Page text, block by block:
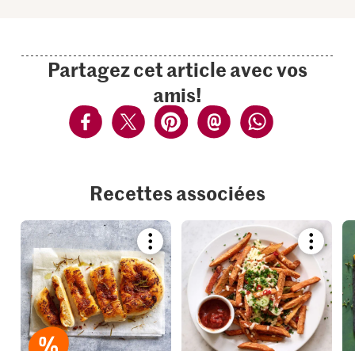
Partagez cet article avec vos
amis!
Recettes associées
Bookmark
recipe
or
add
it
to
your
collections.
recipe
add
it
to
your